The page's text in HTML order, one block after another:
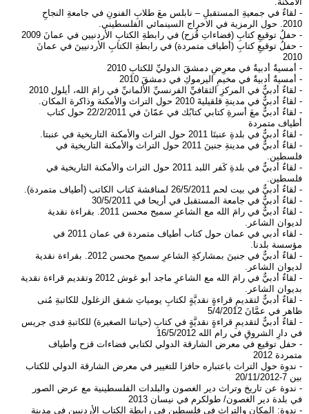
- لقاءٌ في جمعيةِ المستقبلِ – نابلس معَ طلابِ الفنونِ في جامعةِ النجاحِ
2010. حول الرمزية في الاخراج السينمائي الفلسطيني.
- حفلُ توقيعِ كتابِ (فضاءاتِ قُزح) في رابطةِ الكتابِ الأردنيين في عمانَ 2009
- حفلُ توقيعِ كتابِ (أطياف متمردة) في رابطةِ الكتابِ الأردنيينَ في عمانَ
2010
- أمسيةٌ أدبيةٌ في معرِضِ دمشقَ الدوليِّ للكتابِ 2010
- أمسيةٌ أدبيةٌ في مخيمِ اليرموكِ في دمشقَ 2010
- لقاءٌ أدبيٌّ في المركزِ الثقافيِّ الفرنسيِّ الألمانيِّ في رامَ الله، أيلول 2010
- لقاءٌ أدبيٌّ في مدينةِ قلقيليةَ 2010 حول التراث والأمكنة وذاكرة المكان.
- لقاءٌ أدبيٌّ معَ أسرةِ كتابي كتابُك في عمّانَ في 22/2/2011 حول كتاب
أطياف متمردة
- لقاءٌ أدبيٌّ في بلدةِ عنبتَا 2011 حول التراث والأمكنة التاريخية في عنبتا.
- لقاءٌ أدبيٌّ في مدينةِ جنينَ 2011 حول التراث والأمكنة التاريخية في
فلسطين.
- لقاءٌ أدبيٌّ في بلدةِ كَفر اللبد 2011 حول التراث والأمكنة التاريخية في
فلسطين.
- لقاءٌ أدبيٌّ في بيت لحم 26/5/2011 لمناقشة كتاب الكاتب (أطياف متمردة).
- لقاءٌ أدبيٌّ في جامعة المستقبل في أريحا في 30/5/2011
- لقاءٌ أدبيٌّ في رامَ الله مع الشاعرِ سميح محسن 2011. بقراءة نقدية
لديوان الشاعر.
- لقاء أدبي في عمان حول كتاب أطياف متمردة في عمان 2011 في
مؤسسة بلدنا.
- لقاءٌ أدبيٌّ في جنينَ بمشاركةِ الشاعرِ سميح محسن 2012. بقراءة نقدية
لديوان الشاعر.
- لقاءٌ أدبيٌّ في رامَ الله مع الشاعرِ ماجد أبو غوش 2012 وتقديم قراءة نقدية
بديوان الشاعر.
- لقاءٌ أدبيٌّ لتقديمِ قراءةٍ نقديَّةٍ لكتابِ يومياتِ شفق الزغلول للكاتبةِ مُنى
ظاهر في عمَّانَ 5/4/2012
- لقاءٌ أدبيٌّ لتقديمِ قراءةٍ نقديَّةٍ في كتابِ (حياتنا الصغيرة) للكاتبةِ فدى جريس
في دارِ الشروقِ في رام الله 16/5/2012
- حفل توقيع في معرض الشارقة الدولي لكتابي فضاءات قزح وأطياف
متمردة 2012
- ندوة حول التراث باعتباره حافزا للتغيير في معرض الشارقة الدولي للكتاب
بين 7-20/11/2012
- ندوة عن تاريخ وتراث دير الغصون والبلدات الفلسطينية مع عرض الصور
في بلدة دير الغصون/ طولكرم في نيسان 2013
- ندوة: المكان والتراث في فلسطين في رابطة الكتاب الأردنيين في مدينة